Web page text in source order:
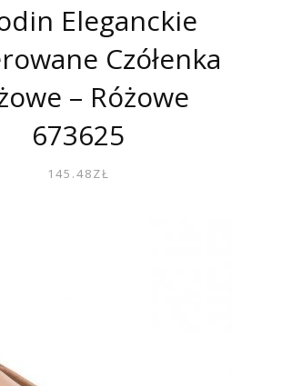
Eleganckie
Czółenka
– Różowe
673625
145.48ZŁ